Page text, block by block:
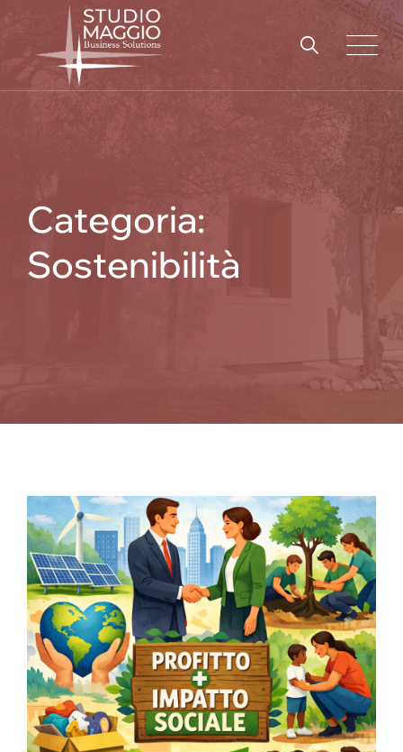
content
Categoria:
Sostenibilità